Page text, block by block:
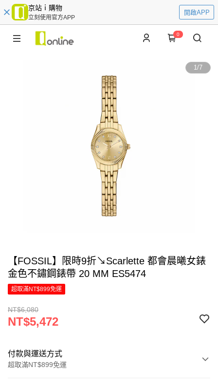
京站ｉ購物
立刻使用官方APP
開啟APP
0
1/7
【FOSSIL】限時9折↘Scarlette 都會晨曦女錶
金色不鏽鋼錶帶 20 MM ES5474
超取滿NT$899免運
NT$6,080
NT$5,472
付款與運送方式
超取滿NT$899免運